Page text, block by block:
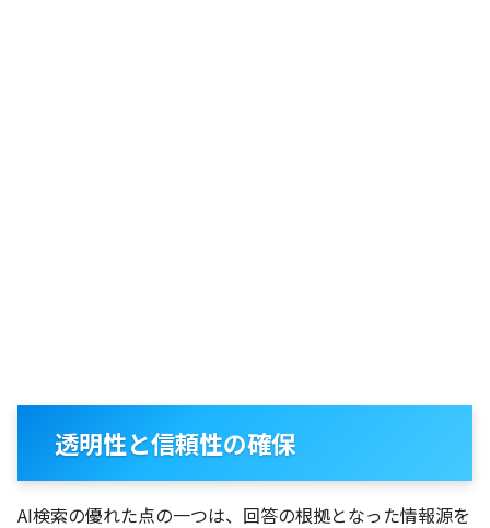
透明性と信頼性の確保
AI検索の優れた点の一つは、回答の根拠となった情報源を